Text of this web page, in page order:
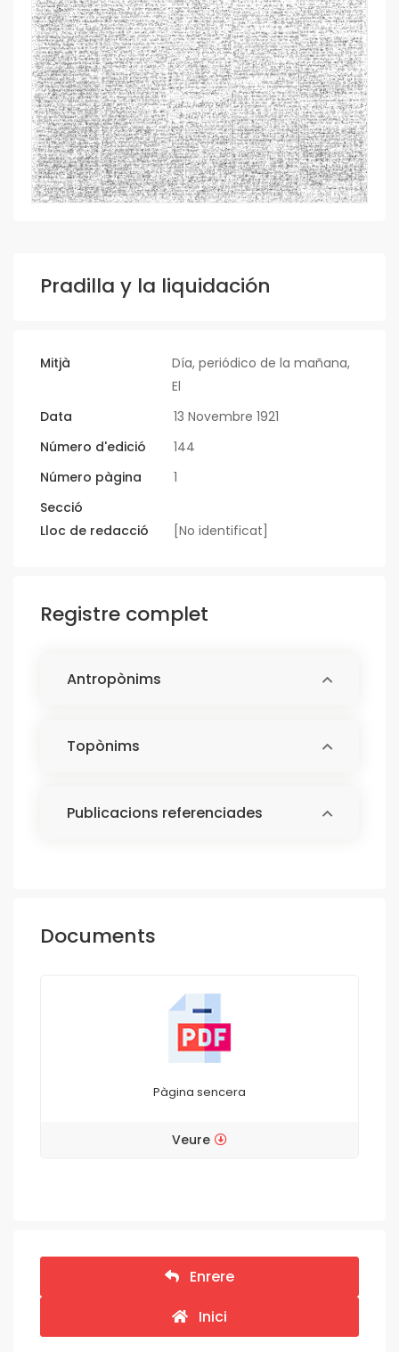
Pradilla y la liquidación
Mitjà
Día, periódico de la mañana,
El
Data
13 Novembre 1921
Número d'edició
144
Número pàgina
1
Secció
Lloc de redacció
[No identificat]
Registre complet
Antropònims
Topònims
Publicacions referenciades
Documents
Pàgina sencera
Veure
Enrere
Inici